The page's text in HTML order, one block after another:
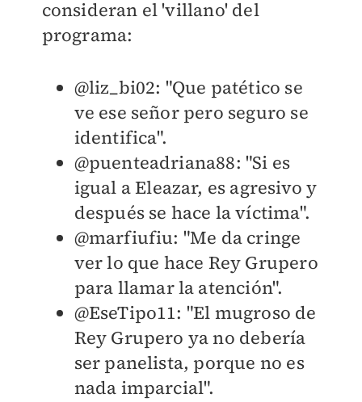
consideran el 'villano' del
programa:
@liz_bi02: "Que patético se
ve ese señor pero seguro se
identifica".
@puenteadriana88: "Si es
igual a Eleazar, es agresivo y
después se hace la víctima".
@marfiufiu: "Me da cringe
ver lo que hace Rey Grupero
para llamar la atención".
@EseTipo11: "El mugroso de
Rey Grupero ya no debería
ser panelista, porque no es
nada imparcial".